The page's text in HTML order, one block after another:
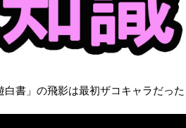
書」の飛影は最初ザコキャラだった